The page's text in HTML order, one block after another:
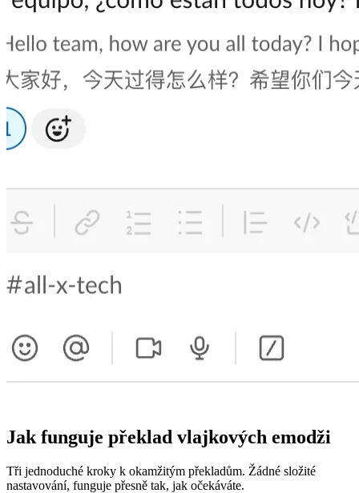
Jak funguje překlad vlajkových emodži
Tři jednoduché kroky k okamžitým překladům. Žádné složité
nastavování, funguje přesně tak, jak očekáváte.